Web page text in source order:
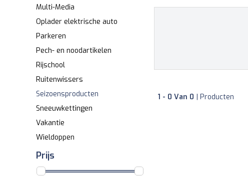
Multi-Media
Oplader elektrische auto
Parkeren
Pech- en noodartikelen
Rijschool
Ruitenwissers
Seizoensproducten
Sneeuwkettingen
Vakantie
Wieldoppen
Prijs
1 - 0 Van 0 | Producten